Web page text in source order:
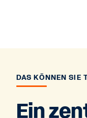
DAS KÖNNEN SIE
Ein